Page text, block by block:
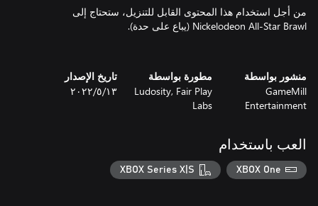
من أجل استخدام هذا المحتوى القابل للتنزيل، ستحتاج إلى
منشور بواسطة
GameMill
Entertainment
مطورة بواسطة
Ludosity, Fair Play
Labs
تاريخ الإصدار
١٣‏/٥‏/٢٠٢٢
العب باستخدام
XBOX One
XBOX Series X|S